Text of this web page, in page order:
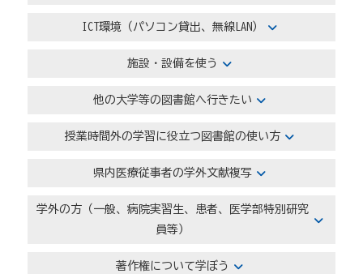
ICT環境（パソコン貸出、無線LAN）
施設・設備を使う
他の大学等の図書館へ行きたい
授業時間外の学習に役立つ図書館の使い方
県内医療従事者の学外文献複写
学外の方（一般、病院実習生、患者、医学部特別研究
員等）
著作権について学ぼう